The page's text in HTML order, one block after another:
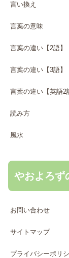
言い換え
言葉の意味
言葉の違い【2語】
言葉の違い【3語】
言葉の違い【英語2
読み方
風水
やおよろず
お問い合わせ
サイトマップ
プライバシーポリ